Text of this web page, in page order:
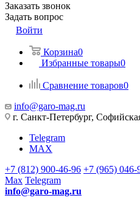
Заказать звонок
Задать вопрос
Войти
Корзина0
Избранные товары0
Сравнение товаров0
info@garo-mag.ru
г. Санкт-Петербург,
Telegram
MAX
+7 (812) 900-46-96 +7 (965) 046-
Max Telegram
info@garo-mag.ru